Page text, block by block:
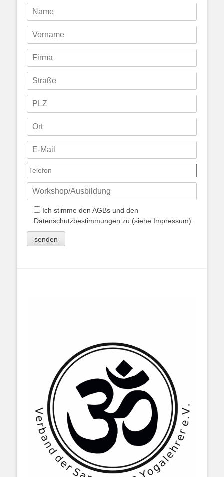
Ich stimme den AGBs und den
Datenschutzbestimmungen zu (siehe Impressum).